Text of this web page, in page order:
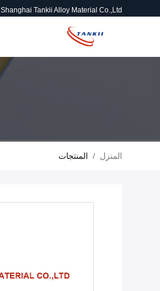
Shanghai Tankii Alloy Material Co.,Ltd
المنزل / المنتجات